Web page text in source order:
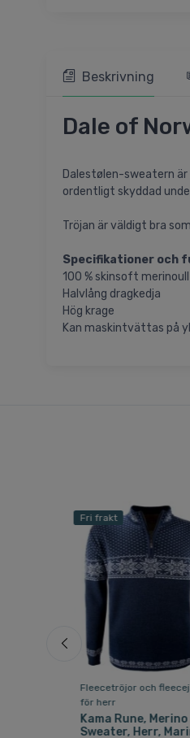
Beskrivning
Dale of
Dalestølen-sweatern är
ordentligt skyddad
Tröjan är väldigt bra
Specifikationer och
100 % skinsoft merinoull
Halvlång dragkedja
Hög krage
Kan maskintvättas på
Fri frakt
Fleecetröjor och
för herr
Kama Rune, Merino
Sweater, Herr,